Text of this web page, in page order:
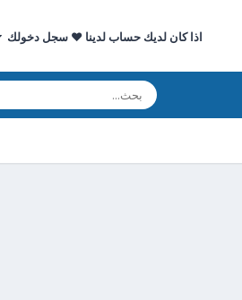
اذا كان لديك حساب لدينا ♥ سجل دخولك